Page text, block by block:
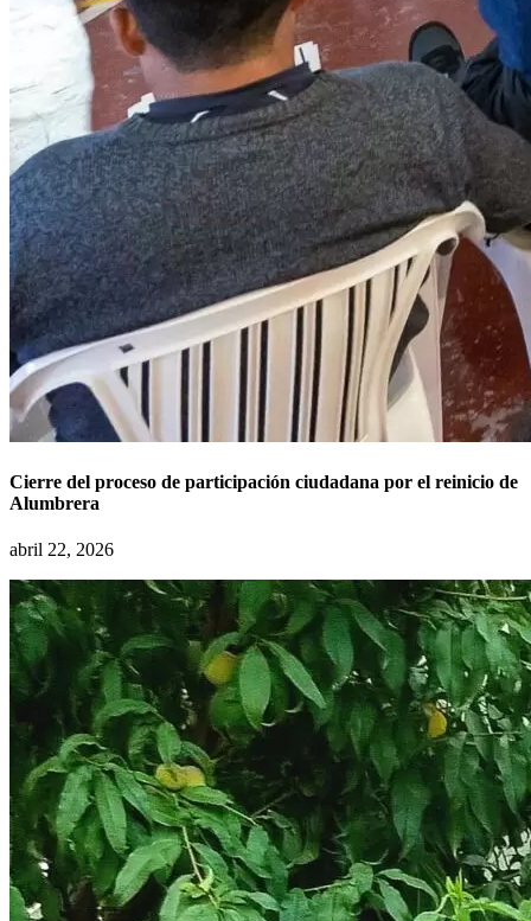
Cierre del proceso de participación ciudadana por el reinicio de
Alumbrera
abril 22, 2026